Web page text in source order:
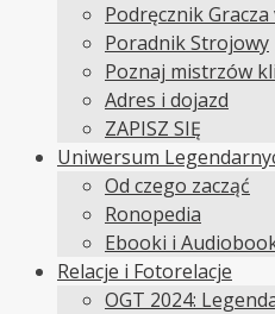
Podręcznik Gracza
Poradnik Strojowy
Poznaj mistrzów
Adres i dojazd
ZAPISZ SIĘ
Uniwersum
Od czego zacząć
Ronopedia
Ebooki i
Relacje i Fotorelacje
OGT 2024: